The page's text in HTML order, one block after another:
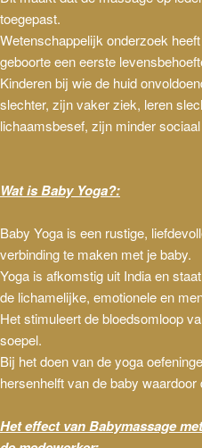
toegepast.
Wetenschappelijk onderzoek
geboorte een eerste
Kinderen bij wie de huid
slechter, zijn vaker ziek, leren
lichaamsbesef, zijn minder
Wat is Baby Yoga?:
Baby Yoga is een rustige,
verbinding te maken met je baby.
Yoga is afkomstig uit India en
de lichamelijke, emotionele en
Het stimuleert de bloedsomloop
soepel.
Bij het doen van de yoga
hersenhelft van de baby
Het effect van Babymassage